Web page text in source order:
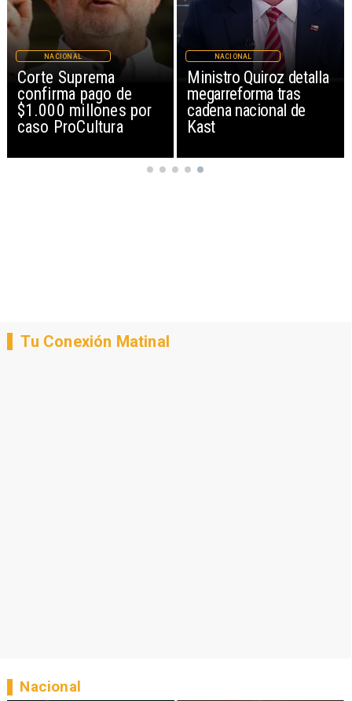
Corte Suprema
confirma pago de
$1.000 millones por
caso ProCultura
NACIONAL
Ministro Quiroz detalla
megarreforma tras
cadena nacional de
Kast
NACIONAL
Tu Conexión Matinal
Nacional